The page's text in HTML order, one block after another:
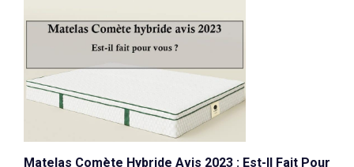
Matelas Comète Hybride Avis 2023 : Est-Il Fait Pour